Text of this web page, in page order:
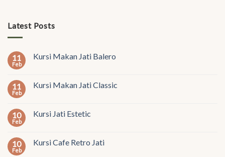
Latest Posts
11
Feb
Kursi Makan Jati Balero
11
Feb
Kursi Makan Jati Classic
10
Feb
Kursi Jati Estetic
10
Feb
Kursi Cafe Retro Jati